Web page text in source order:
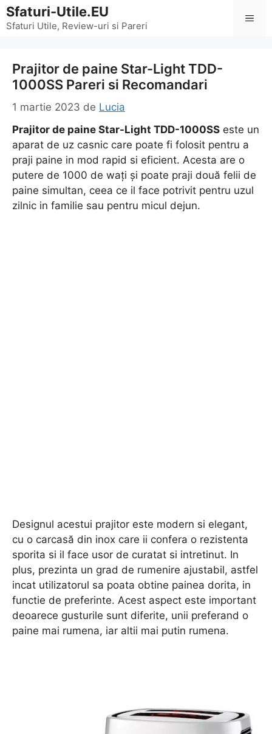
Sari
la
Sfaturi-Utile.EU
Sfaturi Utile, Review-uri si Pareri
Prajitor de paine Star-Light TDD-
1000SS Pareri si Recomandari
1 martie 2023 de Lucia
Prajitor de paine Star-Light TDD-1000SS este un
aparat de uz casnic care poate fi folosit pentru a
praji paine in mod rapid si eficient. Acesta are o
putere de 1000 de wați și poate praji două felii de
paine simultan, ceea ce il face potrivit pentru uzul
zilnic in familie sau pentru micul dejun.
Designul acestui prajitor este modern si elegant,
cu o carcasă din inox care ii confera o rezistenta
sporita si il face usor de curatat si intretinut. In
plus, prezinta un grad de rumenire ajustabil, astfel
incat utilizatorul sa poata obtine painea dorita, in
functie de preferinte. Acest aspect este important
deoarece gusturile sunt diferite, unii preferand o
paine mai rumena, iar altii mai putin rumena.